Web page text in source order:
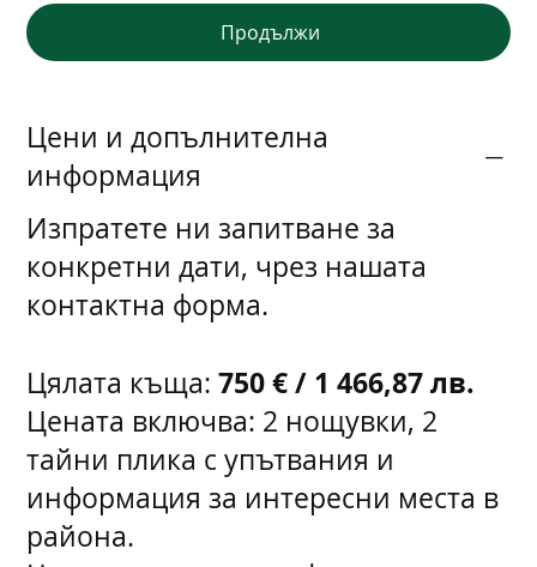
Продължи
Цени и допълнителна
информация
Изпратете ни запитване за
конкретни дати, чрез нашата
контактна форма.
Цялата къща:750 € / 1 466,87 лв.
Цената включва: 2 нощувки, 2
тайни плика с упътвания и
информация за интересни места в
района.